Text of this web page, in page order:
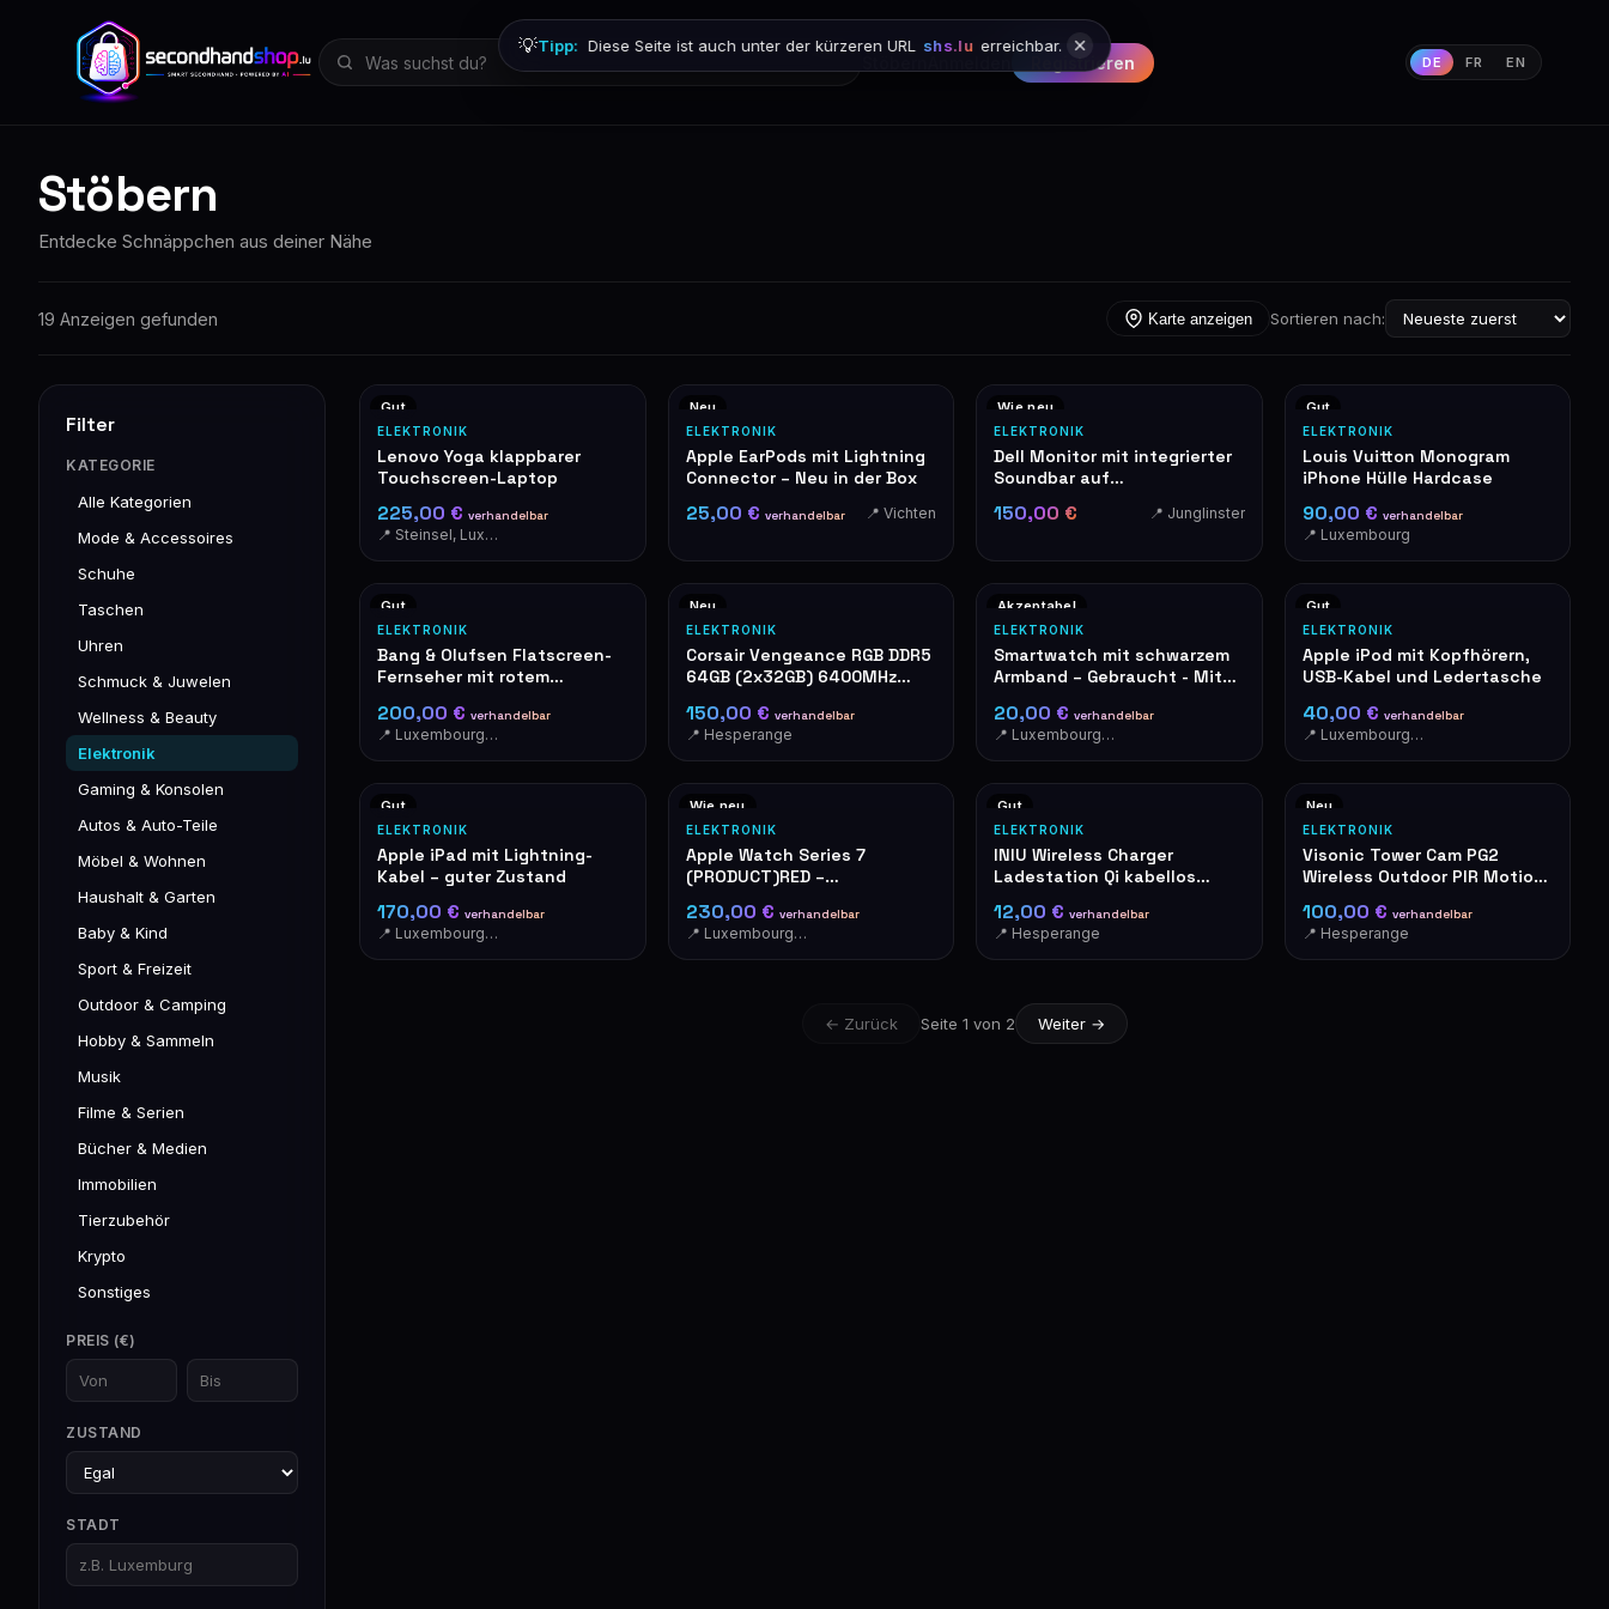
Registrieren DE FR EN
💡Tipp: Diese Seite ist auch unter der kürzeren URL shs.lu erreichbar.
Stöbern
Entdecke Schnäppchen aus deiner Nähe
19 Anzeigen gefunden Karte anzeigen Sortieren nach:
Filter
KATEGORIE
Alle Kategorien
Mode & Accessoires
Schuhe
Taschen
Uhren
Schmuck & Juwelen
Wellness & Beauty
Elektronik
Gaming & Konsolen
Autos & Auto-Teile
Möbel & Wohnen
Haushalt & Garten
Baby & Kind
Sport & Freizeit
Outdoor & Camping
Hobby & Sammeln
Musik
Filme & Serien
Bücher & Medien
Immobilien
Tierzubehör
Krypto
Sonstiges
PREIS (€)
ZUSTAND
STADT
Gut
ELEKTRONIK
Lenovo Yoga klappbarer
Touchscreen-Laptop
225,00 € verhandelbar
📍 Steinsel, Luxembourg
Neu
ELEKTRONIK
Apple EarPods mit Lightning
Connector – Neu in der Box
25,00 € verhandelbar 📍 Vichten
Wie neu
ELEKTRONIK
Dell Monitor mit integrierter
Soundbar auf
Standfuß
150,00 € 📍 Junglinster
Gut
ELEKTRONIK
Louis Vuitton Monogram
iPhone Hülle Hardcase
90,00 € verhandelbar
📍 Luxembourg
Gut
ELEKTRONIK
Bang & Olufsen Flatscreen-
Fernseher mit rotem
200,00 € verhandelbar
📍 Luxembourg-Cents
Neu
ELEKTRONIK
Corsair Vengeance RGB DDR5
64GB (2x32GB) 6400MHz
150,00 € verhandelbar
📍 Hesperange
Akzeptabel
ELEKTRONIK
Smartwatch mit schwarzem
Armband – Gebraucht - Mit
Gefahr aktivieren. Ein
schriller Ton bewirkt sofort
die Aufmerksamkeit der
Leute in der Umgebung.
20,00 € verhandelbar
📍 Luxembourg-Cents
Gut
ELEKTRONIK
Apple iPod mit Kopfhörern,
USB-Kabel und Ledertasche
40,00 € verhandelbar
📍 Luxembourg-Cents
Gut
ELEKTRONIK
Apple iPad mit Lightning-
Kabel – guter Zustand
170,00 € verhandelbar
📍 Luxembourg-Cents
Wie neu
ELEKTRONIK
Apple Watch Series 7
(PRODUCT)RED –
230,00 € verhandelbar
📍 Luxembourg-Cents
Gut
ELEKTRONIK
INIU Wireless Charger
Ladestation Qi kabellos
12,00 € verhandelbar
📍 Hesperange
Neu
ELEKTRONIK
Visonic Tower Cam PG2
Wireless Outdoor PIR Motion
100,00 € verhandelbar
📍 Hesperange
← Zurück Seite 1 von 2 Weiter →